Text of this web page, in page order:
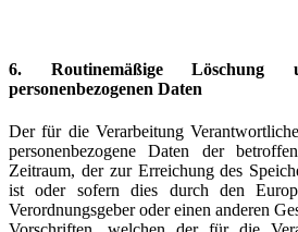
6. Routinemäßige
personenbezogenen Daten
Der für die Verarbeitung
personenbezogene Daten der
Zeitraum, der zur Erreichung des
ist oder sofern dies durch den
Verordnungsgeber oder einen anderen